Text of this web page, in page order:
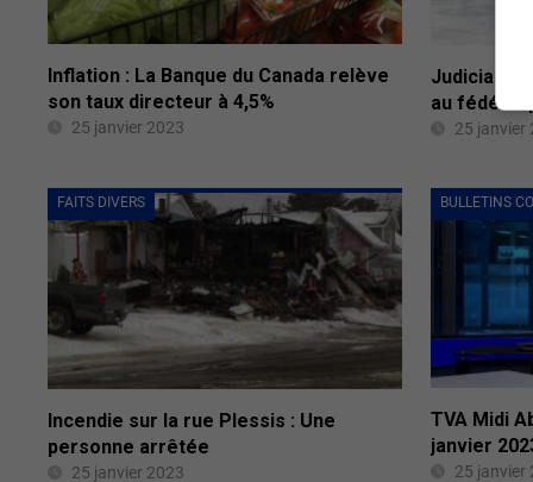
Inflation : La Banque du Canada relève
son taux directeur à 4,5%
25 janvier 2023
Judiciaire :
au fédéral
25 janvier
FAITS DIVERS
Incendie sur la rue Plessis : Une
personne arrêtée
25 janvier 2023
BULLETINS
TVA Midi
janvier
25 janvier